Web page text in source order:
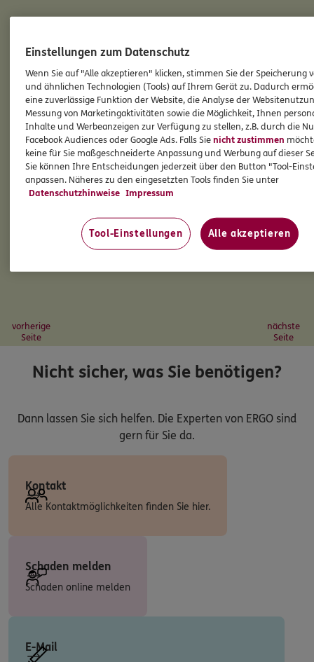
vorherige
Seite
nächste
Seite
Nicht sicher, was Sie benötigen?
Dann lassen Sie sich helfen. Die Experten von ERGO sind
gern für Sie da.
Kontakt
Alle Kontaktmöglichkeiten finden Sie hier.
Schaden melden
Schaden online melden
E-Mail
Einstellungen zum Datenschutz
Wenn Sie auf "Alle akzeptieren" klicken, stimmen Sie der Speicherung
und ähnlichen Technologien (Tools) auf Ihrem Gerät zu. Dadurch
eine zuverlässige Funktion der Website, die Analyse der
Messung von Marketingaktivitäten sowie die Möglichkeit, Ihnen
Inhalte und Werbeanzeigen zur Verfügung zu stellen, z.B. durch die
Facebook Audiences oder Google Ads. Falls Sienicht zustimmen
keine für Sie maßgeschneiderte Anpassung und Werbung auf dieser
Sie können Ihre Entscheidungen jederzeit über den Button "Tool-
anpassen. Näheres zu den eingesetzten Tools finden Sie unter
Datenschutzhinweise Impressum
Tool-Einstellungen Alle akzeptieren